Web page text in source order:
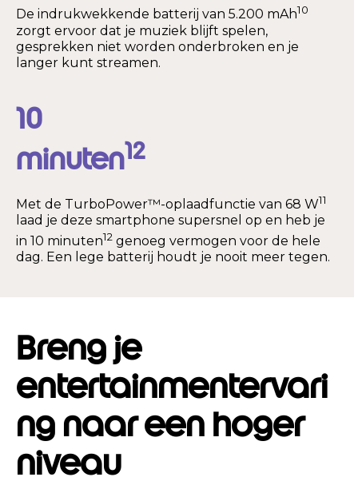
De indrukwekkende batterij van 5.200 mAh10
zorgt ervoor dat je muziek blijft spelen,
gesprekken niet worden onderbroken en je
langer kunt streamen.
10
minuten12
Met de TurboPower™-oplaadfunctie van 68 W11
laad je deze smartphone supersnel op en heb je
in 10 minuten12 genoeg vermogen voor de hele
dag. Een lege batterij houdt je nooit meer tegen.
Breng je
entertainmentervari
ng naar een hoger
niveau